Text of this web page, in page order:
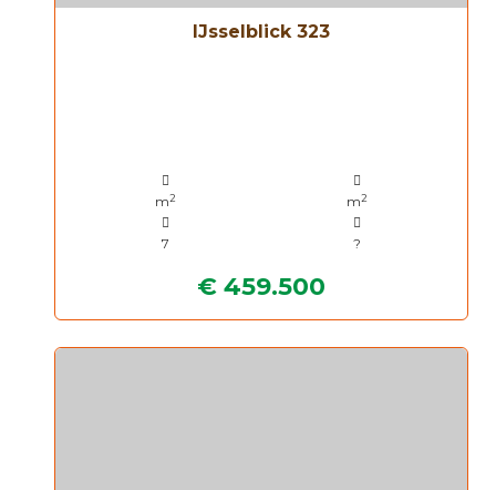
IJsselblick 323
m2 m2
7 ?
€ 459.500